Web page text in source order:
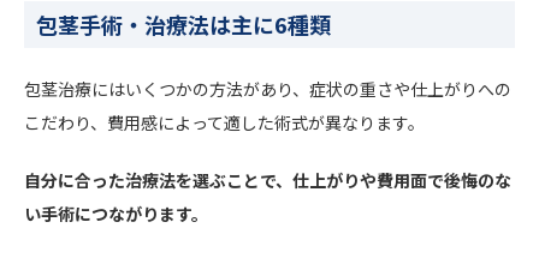
包茎手術・治療法は主に6種類
包茎治療にはいくつかの方法があり、症状の重さや仕上がりへの
こだわり、費用感によって適した術式が異なります。
自分に合った治療法を選ぶことで、仕上がりや費用面で後悔のな
い手術につながります。